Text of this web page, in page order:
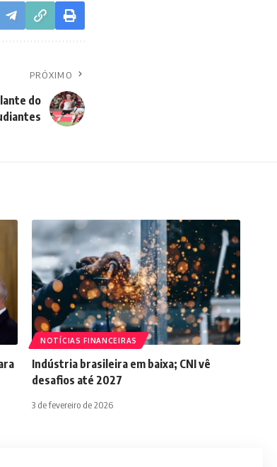
PRÓXIMO
do
NOTÍCIAS FINANCEIRAS
Indústria brasileira em baixa; CNI vê
desafios até 2027
3 de fevereiro de 2026